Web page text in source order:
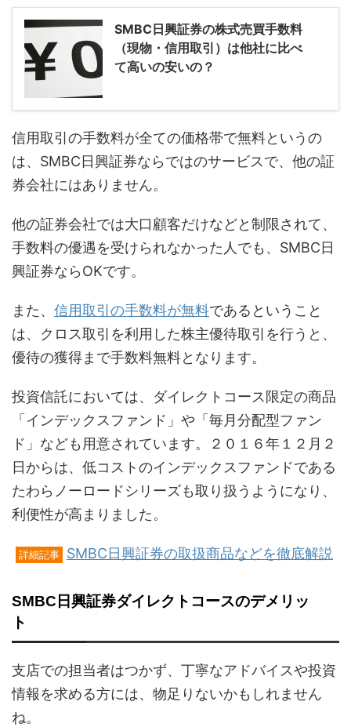
SMBC日興証券の株式売買手数料
（現物・信用取引）は他社に比べ
て高いの安いの？
信用取引の手数料が全ての価格帯で無料というの
は、SMBC日興証券ならではのサービスで、他の証
券会社にはありません。
他の証券会社では大口顧客だけなどと制限されて、
手数料の優遇を受けられなかった人でも、SMBC日
興証券ならOKです。
また、 信用取引の手数料が無料であるということ
は、クロス取引を利用した株主優待取引を行うと、
優待の獲得まで手数料無料となります。
投資信託においては、ダイレクトコース限定の商品
「インデックスファンド」や「毎月分配型ファン
ド」なども用意されています。２０１６年１２月２
日からは、低コストのインデックスファンドである
たわらノーロードシリーズも取り扱うようになり、
利便性が高まりました。
詳細記事 SMBC日興証券の取扱商品などを徹底解説
SMBC日興証券ダイレクトコースのデメリッ
ト
支店での担当者はつかず、丁寧なアドバイスや投資
情報を求める方には、物足りないかもしれません
ね。